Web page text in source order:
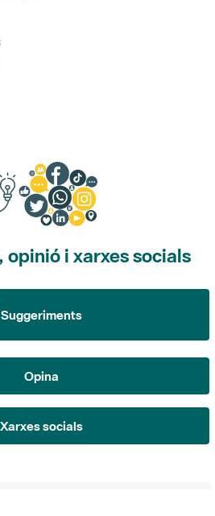
mitjana de les valoracions és de 0
i xarxes socials
Suggeriments
Opina
Xarxes socials